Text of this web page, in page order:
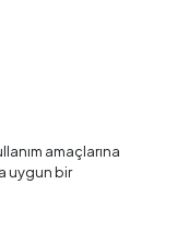
amaçlarına
uygun bir